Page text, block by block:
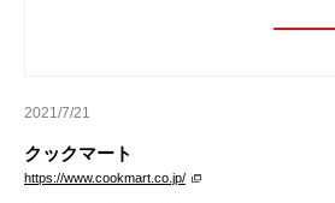
2021/7/21
クックマート
https://www.cookmart.co.jp/